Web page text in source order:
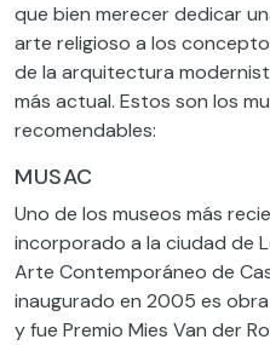
que bien merecer dedicar
arte religioso a los
de la arquitectura
más actual. Estos son los
recomendables:
MUSAC
Uno de los museos más
incorporado a la ciudad de
Arte Contemporáneo de
inaugurado en 2005 es
y fue Premio Mies Van der